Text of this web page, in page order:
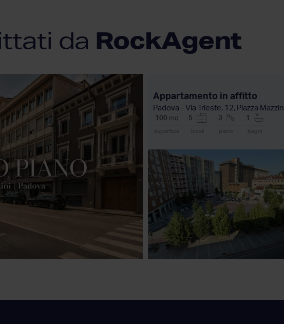
da RockAgent
Appartamento in affitto
Padova - Via Trieste, 12, Piazza
100 mq
superficie
5
locali
3
piano bagni